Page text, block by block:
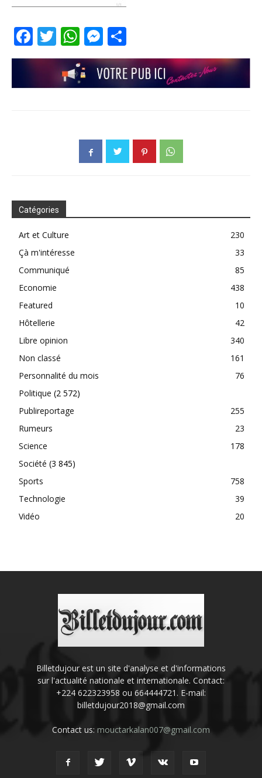
Facebook
TwitterWhatsApp
Messenger
Catégories
Art et Culture
230
Çà m'intéresse
33
Communiqué
85
Economie
438
Featured
10
Hôtellerie
42
Libre opinion
340
Non classé
161
Personnalité du mois
76
Politique (2 572)
Publireportage
255
Rumeurs
23
Science
178
Société (3 845)
Sports
758
Technologie
39
Vidéo
20
Billetdujour est un site d'analyse et d'informations
sur l'actualité nationale et internationale. Contact:
+224 622323958 ou 664444721. E-mail:
billetdujour2018@gmail.com
Contact us: mouctarkalan007@gmail.com